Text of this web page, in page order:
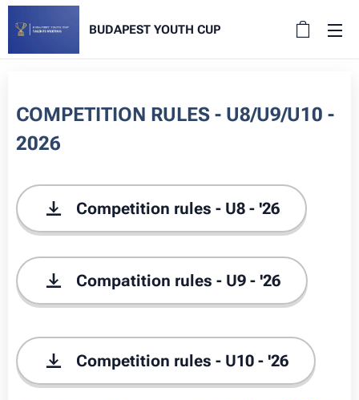
BUDAPEST YOUTH CUP
COMPETITION RULES - U8/U9/U10 -
2026
Competition rules - U8 - '26
Compatition rules - U9 - '26
Competition rules - U10 - '26